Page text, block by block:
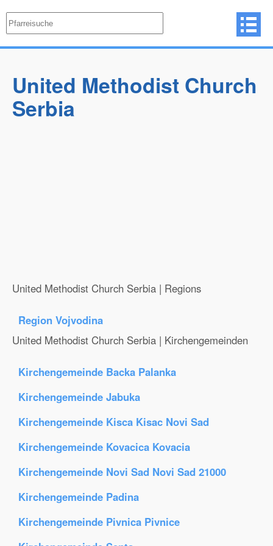
United Methodist Church
Serbia
United Methodist Church Serbia | Regions
Region Vojvodina
United Methodist Church Serbia | Kirchengemeinden
Kirchengemeinde Backa Palanka
Kirchengemeinde Jabuka
Kirchengemeinde Kisca Kisac Novi Sad
Kirchengemeinde Kovacica Kovacia
Kirchengemeinde Novi Sad Novi Sad 21000
Kirchengemeinde Padina
Kirchengemeinde Pivnica Pivnice